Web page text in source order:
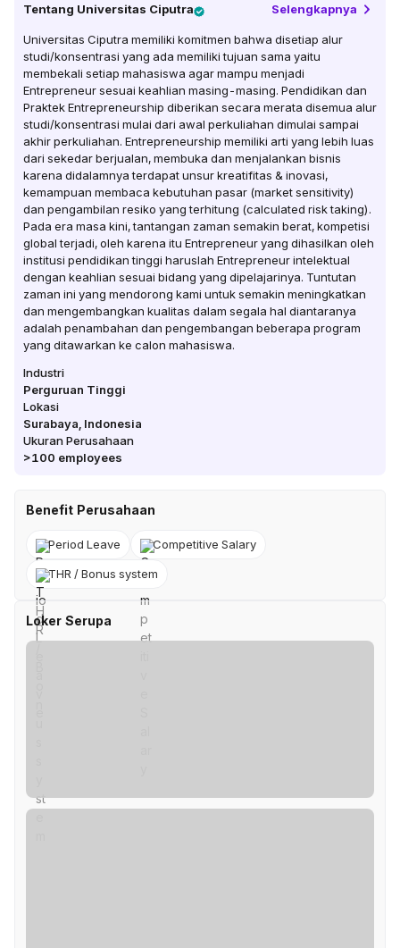
Tentang Universitas Ciputra Selengkapnya
Universitas Ciputra memiliki komitmen bahwa disetiap alur
studi/konsentrasi yang ada memiliki tujuan sama yaitu
membekali setiap mahasiswa agar mampu menjadi
Entrepreneur sesuai keahlian masing-masing. Pendidikan dan
Praktek Entrepreneurship diberikan secara merata disemua alur
studi/konsentrasi mulai dari awal perkuliahan dimulai sampai
akhir perkuliahan. Entrepreneurship memiliki arti yang lebih luas
dari sekedar berjualan, membuka dan menjalankan bisnis
karena didalamnya terdapat unsur kreatifitas & inovasi,
kemampuan membaca kebutuhan pasar (market sensitivity)
dan pengambilan resiko yang terhitung (calculated risk taking).
Pada era masa kini, tantangan zaman semakin berat, kompetisi
global terjadi, oleh karena itu Entrepreneur yang dihasilkan oleh
institusi pendidikan tinggi haruslah Entrepreneur intelektual
dengan keahlian sesuai bidang yang dipelajarinya. Tuntutan
zaman ini yang mendorong kami untuk semakin meningkatkan
dan mengembangkan kualitas dalam segala hal diantaranya
adalah penambahan dan pengembangan beberapa program
yang ditawarkan ke calon mahasiswa.
Industri
Perguruan Tinggi
Lokasi
Surabaya Indonesia
Ukuran Perusahaan
>100 employees
Benefit Perusahaan
Period Leave Competitive Salary
THR / Bonus system
Loker Serupa